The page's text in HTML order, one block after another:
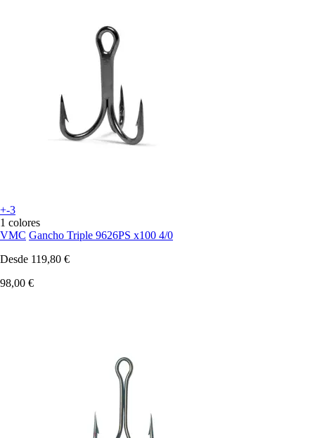
+-3
1 colores
VMC Gancho Triple 9626PS x100 4/0
Desde 119,80 €
98,00 €